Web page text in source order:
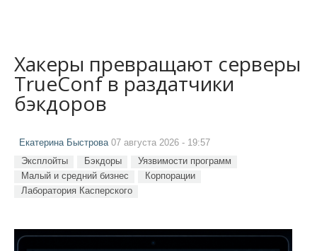
Хакеры превращают серверы
TrueConf в раздатчики
бэкдоров
Екатерина Быстрова 07 августа 2026 - 19:57
Эксплойты Бэкдоры
Уязвимости программ
Малый и средний бизнес
Корпорации
Лаборатория Касперского